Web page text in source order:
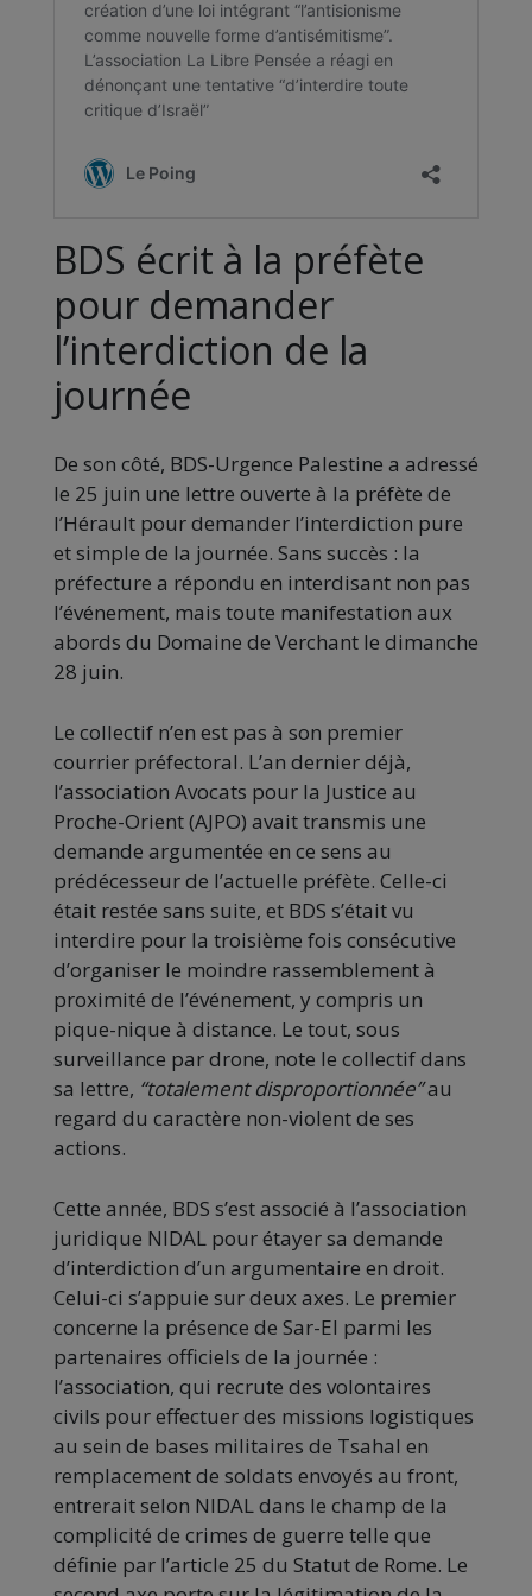
BDS écrit à la préfète
pour demander
l’interdiction de la
journée
De son côté, BDS-Urgence Palestine a adressé
le 25 juin une lettre ouverte à la préfète de
l’Hérault pour demander l’interdiction pure
et simple de la journée. Sans succès : la
préfecture a répondu en interdisant non pas
l’événement, mais toute manifestation aux
abords du Domaine de Verchant le dimanche
28 juin.
Le collectif n’en est pas à son premier
courrier préfectoral. L’an dernier déjà,
l’association Avocats pour la Justice au
Proche-Orient (AJPO) avait transmis une
demande argumentée en ce sens au
prédécesseur de l’actuelle préfète. Celle-ci
était restée sans suite, et BDS s’était vu
interdire pour la troisième fois consécutive
d’organiser le moindre rassemblement à
proximité de l’événement, y compris un
pique-nique à distance. Le tout, sous
surveillance par drone, note le collectif dans
sa lettre, “totalement disproportionnée”au
regard du caractère non-violent de ses
actions.
Cette année, BDS s’est associé à l’association
juridique NIDAL pour étayer sa demande
d’interdiction d’un argumentaire en droit.
Celui-ci s’appuie sur deux axes. Le premier
concerne la présence de Sar-El parmi les
partenaires officiels de la journée :
l’association, qui recrute des volontaires
civils pour effectuer des missions logistiques
au sein de bases militaires de Tsahal en
remplacement de soldats envoyés au front,
entrerait selon NIDAL dans le champ de la
complicité de crimes de guerre telle que
définie par l’article 25 du Statut de Rome. Le